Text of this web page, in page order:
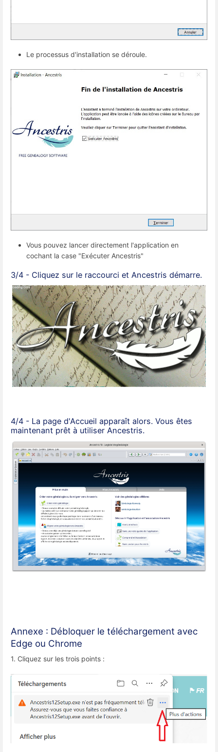
Le processus d'installation se déroule.
Vous pouvez lancer directement l'application en
cochant la case "Exécuter Ancestris"
3/4 - Cliquez sur le raccourci et Ancestris démarre.
4/4 - La page d'Accueil apparaît alors. Vous êtes
maintenant prêt à utiliser Ancestris.
Annexe : Débloquer le téléchargement avec
Edge ou Chrome
1. Cliquez sur les trois points :